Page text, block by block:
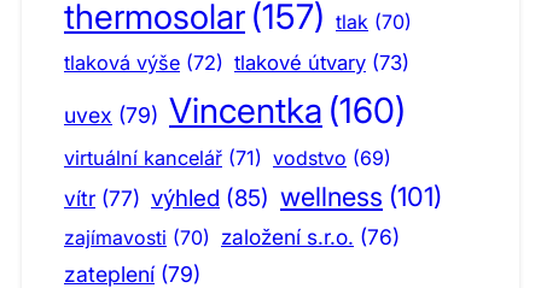
thermosolar (157) tlak (70)
tlaková výše (72) tlakové útvary (73)
uvex (79) Vincentka (160)
virtuální kancelář (71) vodstvo (69)
vítr (77) výhled (85) wellness (101)
zajímavosti (70) založení s.r.o. (76)
zateplení (79)